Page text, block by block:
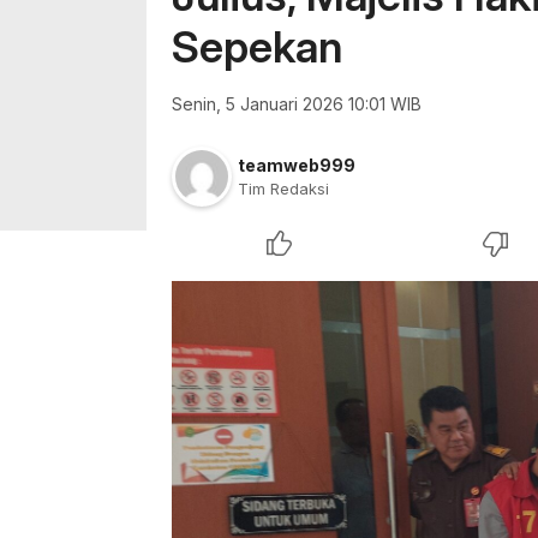
Sepekan
Senin, 5 Januari 2026 10:01 WIB
teamweb999
Tim Redaksi